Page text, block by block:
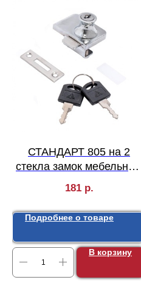
СТАНДАРТ 805 на 2
стекла замок мебельный
(240,12)
181 р.
Подробнее о товаре
В корзину